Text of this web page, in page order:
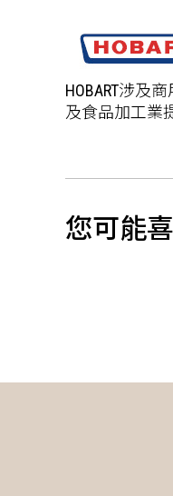
HOBART涉及
及食品加工業
您可能